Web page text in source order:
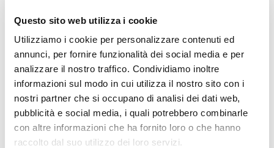
Questo sito web utilizza i cookie
Utilizziamo i cookie per personalizzare contenuti ed
annunci, per fornire funzionalità dei social media e per
analizzare il nostro traffico. Condividiamo inoltre
informazioni sul modo in cui utilizza il nostro sito con i
nostri partner che si occupano di analisi dei dati web,
pubblicità e social media, i quali potrebbero combinarle
con altre informazioni che ha fornito loro o che hanno
raccolto dal suo utilizzo dei loro servizi.
Mosaico vetroso su rete,
Rosso 805, 31,62x31,62 cm
- Vidrepur
Mosaico vetroso su rete,
Verde 507,31,62x31,62 cm -